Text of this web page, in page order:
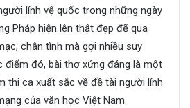
lính vệ quốc trong những ngày
Pháp hiện lên thật đẹp đẽ qua
chân tình mà gợi nhiều suy
điểm đó, bài thơ xứng đáng là một
thi ca xuất sắc về đề tài người lính
của văn học Việt Nam.